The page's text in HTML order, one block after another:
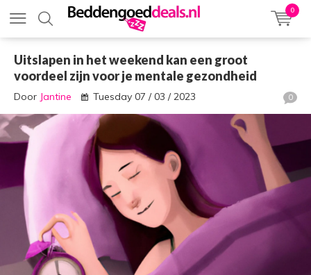
0
Uitslapen in het weekend kan een groot
voordeel zijn voor je mentale gezondheid
Door Jantine Tuesday 07 / 03 / 2023 0